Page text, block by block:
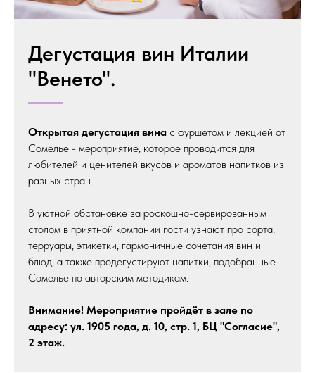
Дегустация вин Италии
"Венето".
Открытая дегустация вина с фуршетом и лекцией от
Сомелье - мероприятие, которое проводится для
любителей и ценителей вкусов и ароматов напитков из
разных стран.
В уютной обстановке за роскошно-сервированным
столом в приятной компании гости узнают про сорта,
терруары, этикетки, гармоничные сочетания вин и
блюд, а также продегустируют напитки, подобранные
Сомелье по авторским методикам.
Внимание! Мероприятие пройдёт в зале по
адресу: ул. 1905 года, д. 10, стр. 1, БЦ "Согласие",
2 этаж.